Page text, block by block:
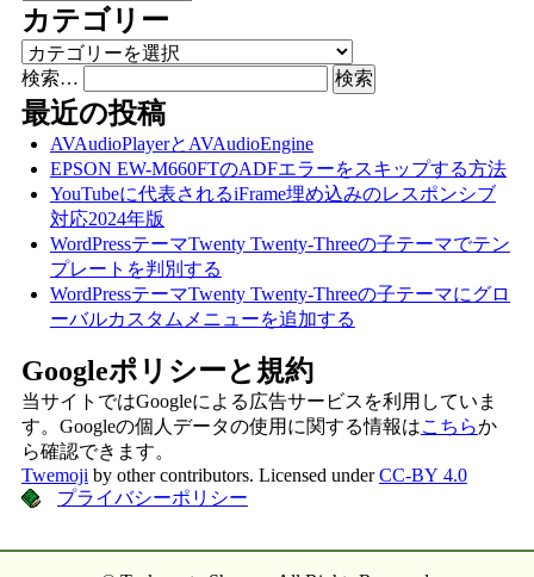
カテゴリー
カテゴリー
検索…
最近の投稿
AVAudioPlayerとAVAudioEngine
EPSON EW-M660FTのADFエラーをスキップする方法
YouTubeに代表されるiFrame埋め込みのレスポンシブ
対応2024年版
WordPressテーマTwenty Twenty-Threeの子テーマでテン
プレートを判別する
WordPressテーマTwenty Twenty-Threeの子テーマにグロ
ーバルカスタムメニューを追加する
Googleポリシーと規約
当サイトではGoogleによる広告サービスを利用していま
す。Googleの個人データの使用に関する情報はこちらか
ら確認できます。
Twemoji by other contributors. Licensed underCC-BY 4.0
プライバシーポリシー